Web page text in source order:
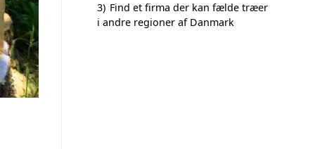
3) Find et firma der kan fælde træer
i andre regioner af Danmark